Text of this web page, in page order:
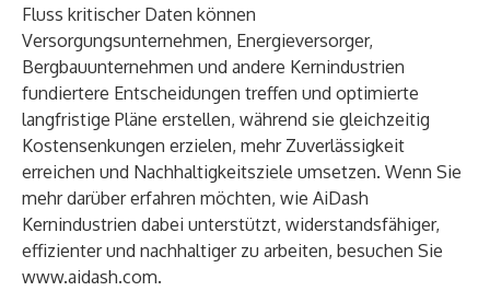
Fluss kritischer Daten können
Versorgungsunternehmen, Energieversorger,
Bergbauunternehmen und andere Kernindustrien
fundiertere Entscheidungen treffen und optimierte
langfristige Pläne erstellen, während sie gleichzeitig
Kostensenkungen erzielen, mehr Zuverlässigkeit
erreichen und Nachhaltigkeitsziele umsetzen. Wenn Sie
mehr darüber erfahren möchten, wie AiDash
Kernindustrien dabei unterstützt, widerstandsfähiger,
effizienter und nachhaltiger zu arbeiten, besuchen Sie
www.aidash.com.